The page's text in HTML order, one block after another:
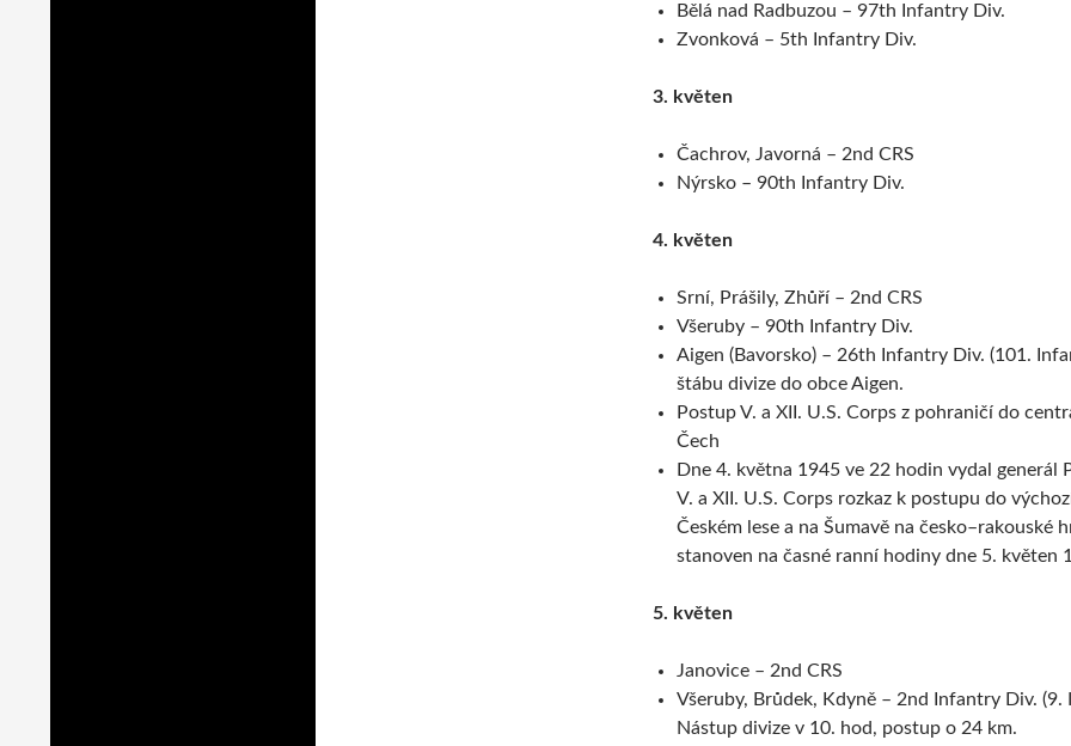
Bělá nad Radbuzou – 97th Infantry Div.
Zvonková – 5th Infantry Div.
3. květen
Čachrov, Javorná – 2nd CRS
Nýrsko – 90th Infantry Div.
4. květen
Srní, Prášily, Zhůří – 2nd CRS
Všeruby – 90th Infantry Div.
Aigen (Bavorsko) – 26th Infantry Div. (101.
štábu divize do obce Aigen.
Postup V. a XII. U.S. Corps z pohraničí do
Čech
Dne 4. května 1945 ve 22 hodin vydal generál
V. a XII. U.S. Corps rozkaz k postupu do
Českém lese a na Šumavě na česko–rakouské
stanoven na časné ranní hodiny dne 5. květen
5. květen
Janovice – 2nd CRS
Všeruby, Brůdek, Kdyně – 2nd Infantry Div. (9.
Nástup divize v 10. hod, postup o 24 km.